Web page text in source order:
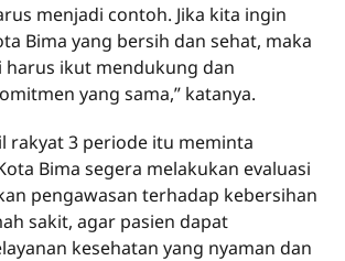
menjadi contoh. Jika kita ingin
Bima yang bersih dan sehat, maka
harus ikut mendukung dan
yang sama,” katanya.
rakyat 3 periode itu meminta
Bima segera melakukan evaluasi
pengawasan terhadap kebersihan
sakit, agar pasien dapat
kesehatan yang nyaman dan